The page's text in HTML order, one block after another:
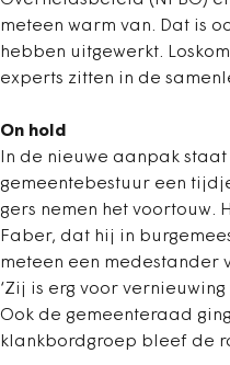
meteen warm van. Dat is
hebben uitgewerkt.
experts zitten in de
On hold
In de nieuwe aanpak
gemeentebestuur een
gers nemen het voortouw.
Faber, dat hij in
meteen een medestander
‘Zij is erg voor
Ook de gemeenteraad
klankbordgroep bleef de